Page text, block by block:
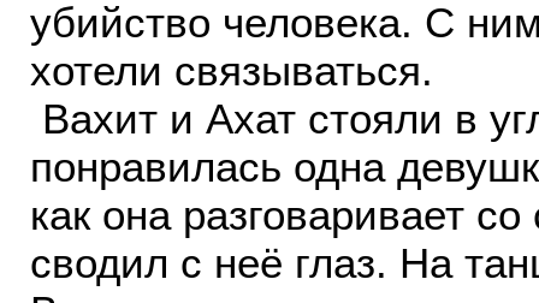
убийство человека. С
хотели связываться.
Вахит и Ахат стояли в
понравилась одна
как она разговаривает
сводил с неё глаз. На